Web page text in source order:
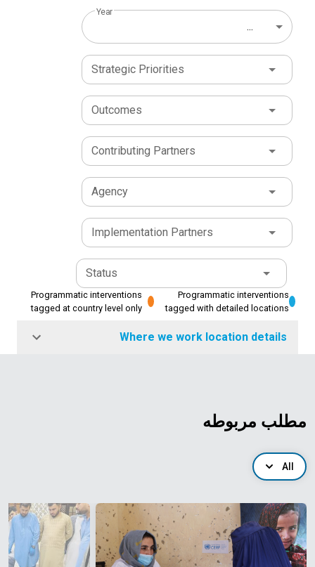
Year
...
Strategic Priorities
Outcomes
Contributing Partners
Agency
Implementation Partners
Status
Programmatic interventions
tagged with detailed locations
Programmatic interventions
tagged at country level only
Where we work location details
مطلب مربوطه
All